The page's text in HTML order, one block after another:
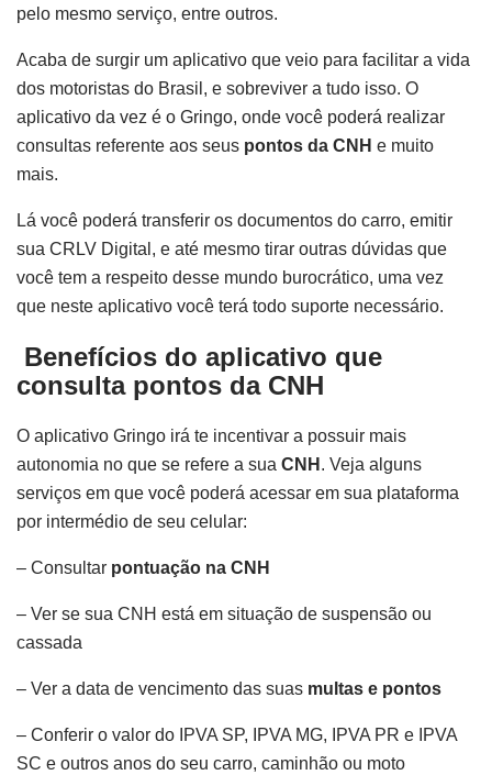
pelo mesmo serviço, entre outros.
Acaba de surgir um aplicativo que veio para facilitar a vida
dos motoristas do Brasil, e sobreviver a tudo isso. O
aplicativo da vez é o Gringo, onde você poderá realizar
consultas referente aos seus pontos da CNH e muito
mais.
Lá você poderá transferir os documentos do carro, emitir
sua CRLV Digital, e até mesmo tirar outras dúvidas que
você tem a respeito desse mundo burocrático, uma vez
que neste aplicativo você terá todo suporte necessário.
Benefícios do aplicativo que
consulta pontos da CNH
O aplicativo Gringo irá te incentivar a possuir mais
autonomia no que se refere a sua CNH . Veja alguns
serviços em que você poderá acessar em sua plataforma
por intermédio de seu celular:
– Consultar pontuação na CNH
– Ver se sua CNH está em situação de suspensão ou
cassada
– Ver a data de vencimento das suas multas e pontos
– Conferir o valor do IPVA SP, IPVA MG, IPVA PR e IPVA
SC e outros anos do seu carro, caminhão ou moto